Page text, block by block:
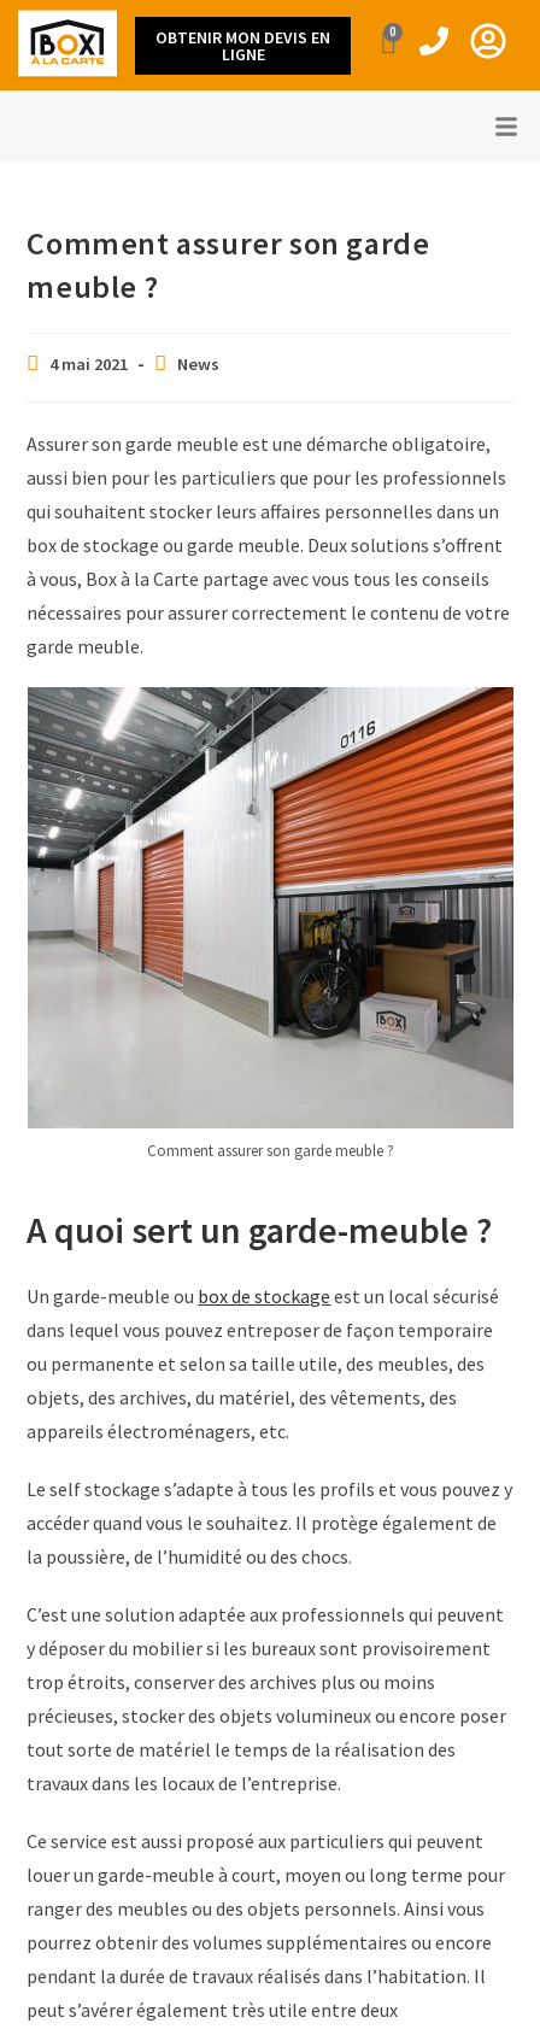
OBTENIR MON DEVIS EN
LIGNE
0
Comment assurer son garde
meuble ?
4 mai 2021 News
Assurer son garde meuble est une démarche obligatoire,
aussi bien pour les particuliers que pour les professionnels
qui souhaitent stocker leurs affaires personnelles dans un
box de stockage ou garde meuble. Deux solutions s’offrent
à vous, Box à la Carte partage avec vous tous les conseils
nécessaires pour assurer correctement le contenu de votre
garde meuble.
Comment assurer son garde meuble ?
A quoi sert un garde-meuble ?
Un garde-meuble ou box de stockage est un local sécurisé
dans lequel vous pouvez entreposer de façon temporaire
ou permanente et selon sa taille utile, des meubles, des
objets, des archives, du matériel, des vêtements, des
appareils électroménagers, etc.
Le self stockage s’adapte à tous les profils et vous pouvez y
accéder quand vous le souhaitez. Il protège également de
la poussière, de l’humidité ou des chocs.
C’est une solution adaptée aux professionnels qui peuvent
y déposer du mobilier si les bureaux sont provisoirement
trop étroits, conserver des archives plus ou moins
précieuses, stocker des objets volumineux ou encore poser
tout sorte de matériel le temps de la réalisation des
travaux dans les locaux de l’entreprise.
Ce service est aussi proposé aux particuliers qui peuvent
louer un garde-meuble à court, moyen ou long terme pour
ranger des meubles ou des objets personnels. Ainsi vous
pourrez obtenir des volumes supplémentaires ou encore
pendant la durée de travaux réalisés dans l’habitation. Il
peut s’avérer également très utile entre deux